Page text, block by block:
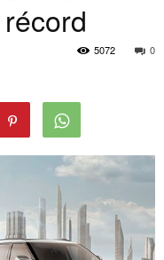
0
5072